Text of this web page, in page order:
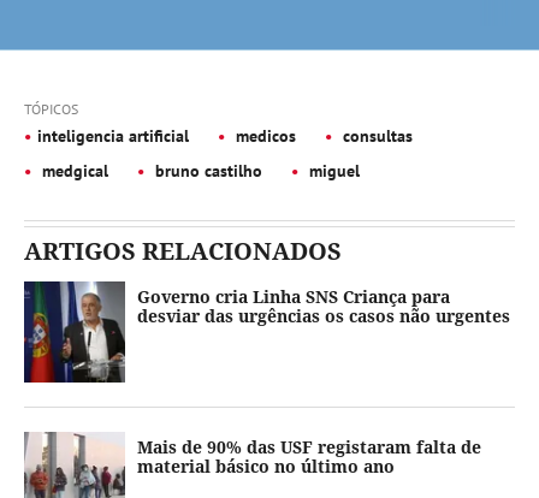
TÓPICOS
inteligencia artificial medicos
consultas
medgical
bruno castilho miguel
ARTIGOS RELACIONADOS
Governo cria Linha SNS Criança para
desviar das urgências os casos não urgentes
Mais de 90% das USF registaram falta de
material básico no último ano